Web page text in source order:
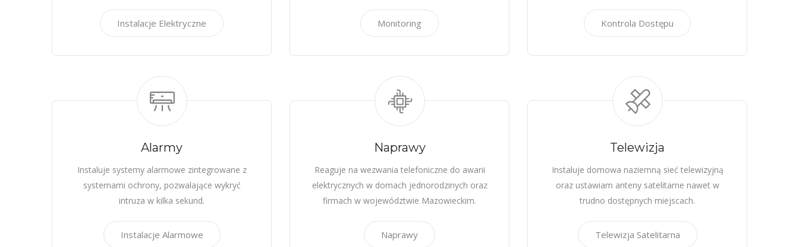
Instalacje Elektryczne Monitoring Kontrola Dostępu
Alarmy
Instaluje systemy alarmowe zintegrowane z
systemami ochrony, pozwalające wykryć
intruza w kilka sekund.
Instalacje Alarmowe
Naprawy
Reaguje na wezwania telefoniczne do awarii
elektrycznych w domach jednorodzinych oraz
firmach w województwie Mazowieckim.
Naprawy
Telewizja
Instaluje domowa naziemną sieć telewizyjną
oraz ustawiam anteny satelitarne nawet w
trudno dostępnych miejscach.
Telewizja Satelitarna